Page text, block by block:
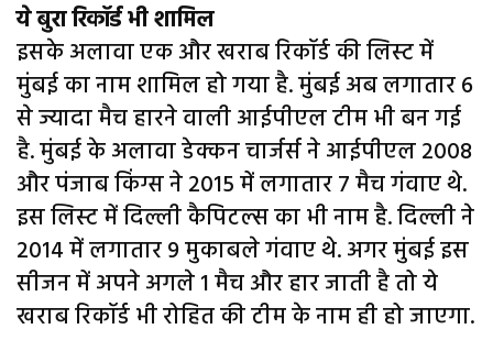
ये बुरा रिकॉर्ड भी शामिल
इसके अलावा एक और खराब रिकॉर्ड की लिस्ट में
मुंबई का नाम शामिल हो गया है. मुंबई अब लगातार 6
से ज्यादा मैच हारने वाली आईपीएल टीम भी बन गई
है. मुंबई के अलावा डेक्कन चार्जर्स ने आईपीएल 2008
और पंजाब किंग्स ने 2015 में लगातार 7 मैच गंवाए थे.
इस लिस्ट में दिल्ली कैपिटल्स का भी नाम है. दिल्ली ने
2014 में लगातार 9 मुकाबले गंवाए थे. अगर मुंबई इस
सीजन में अपने अगले 1 मैच और हार जाती है तो ये
खराब रिकॉर्ड भी रोहित की टीम के नाम ही हो जाएगा.